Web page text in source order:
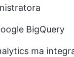
BigQuery
ma